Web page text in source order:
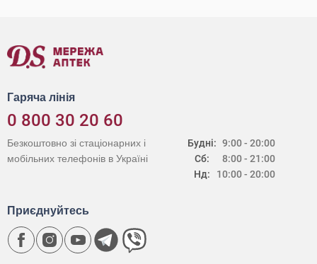
Гаряча лінія
0 800 30 20 60
Будні:
Сб:
Нд:
9:00 - 20:00
8:00 - 21:00
10:00 - 20:00
Безкоштовно зі стаціонарних і
мобільних телефонів в Україні
Приєднуйтесь